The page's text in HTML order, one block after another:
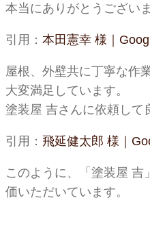
本当にありがとうござい
引用： 本田憲幸 様｜
屋根、外壁共に丁寧な作
大変満足しています。
塗装屋 吉さんに依頼して
引用： 飛延健太郎 様｜
このように、「塗装屋
価いただいています。